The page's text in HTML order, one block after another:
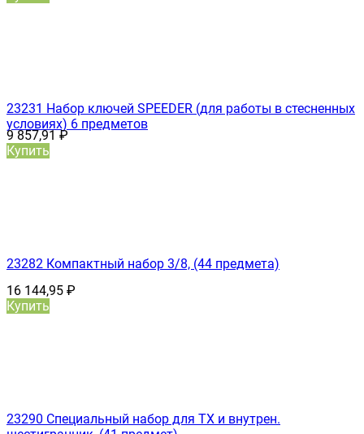
23231 Набор ключей SPEEDER (для работы в стесненных
условиях) 6 предметов
9 857,91₽
Купить
23282 Компактный набор 3/8, (44 предмета)
16 144,95 ₽
Купить
23290 Специальный набор для ТХ и внутрен.